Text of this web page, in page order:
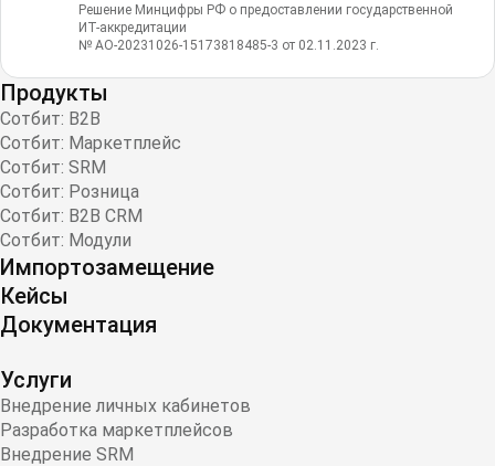
Решение Минцифры РФ о предоставлении государственной
ИТ-аккредитации
№ АО-20231026-15173818485-3 от 02.11.2023 г.
Продукты
Сотбит: B2B
Сотбит: Маркетплейс
Сотбит: SRM
Сотбит: Розница
Сотбит: B2B CRM
Сотбит: Модули
Импортозамещение
Кейсы
Документация
Услуги
Внедрение личных кабинетов
Разработка маркетплейсов
Внедрение SRM